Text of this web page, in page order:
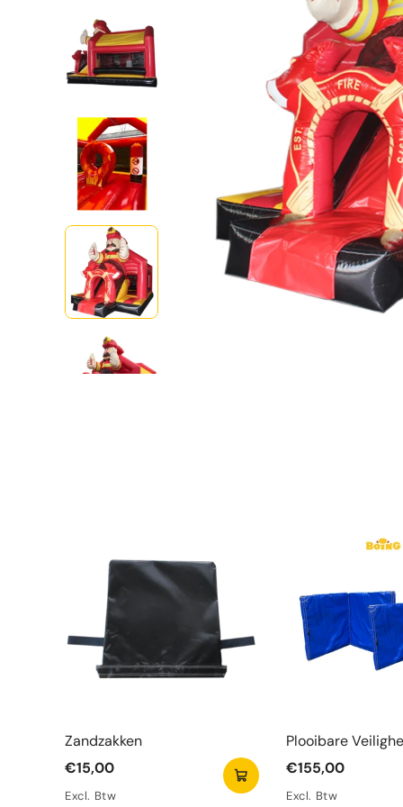
Zandzakken
€15,00
Excl. Btw
Plooibare
Blauw
€155,00
Excl. Btw